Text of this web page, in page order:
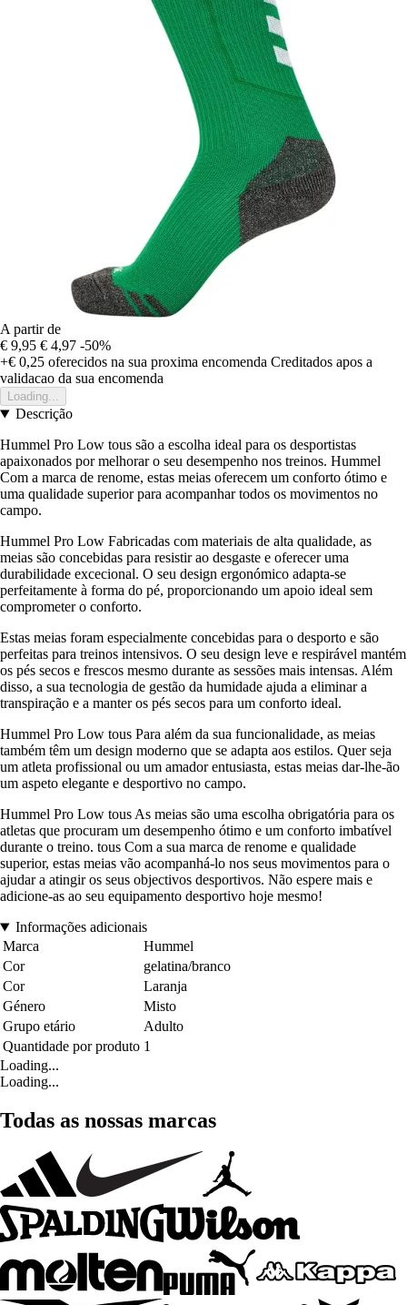
A partir de
€ 9,95 € 4,97 -50%
+€ 0,25 oferecidos na sua proxima encomenda Creditados apos a
validacao da sua encomenda
Loading...
Descrição
Hummel Pro Low tous são a escolha ideal para os desportistas
apaixonados por melhorar o seu desempenho nos treinos. Hummel
Com a marca de renome, estas meias oferecem um conforto ótimo e
uma qualidade superior para acompanhar todos os movimentos no
campo.
Hummel Pro Low Fabricadas com materiais de alta qualidade, as
meias são concebidas para resistir ao desgaste e oferecer uma
durabilidade excecional. O seu design ergonómico adapta-se
perfeitamente à forma do pé, proporcionando um apoio ideal sem
comprometer o conforto.
Estas meias foram especialmente concebidas para o desporto e são
perfeitas para treinos intensivos. O seu design leve e respirável mantém
os pés secos e frescos mesmo durante as sessões mais intensas. Além
disso, a sua tecnologia de gestão da humidade ajuda a eliminar a
transpiração e a manter os pés secos para um conforto ideal.
Hummel Pro Low tous Para além da sua funcionalidade, as meias
também têm um design moderno que se adapta aos estilos. Quer seja
um atleta profissional ou um amador entusiasta, estas meias dar-lhe-ão
um aspeto elegante e desportivo no campo.
Hummel Pro Low tous As meias são uma escolha obrigatória para os
atletas que procuram um desempenho ótimo e um conforto imbatível
durante o treino. tous Com a sua marca de renome e qualidade
superior, estas meias vão acompanhá-lo nos seus movimentos para o
ajudar a atingir os seus objectivos desportivos. Não espere mais e
adicione-as ao seu equipamento desportivo hoje mesmo!
Informações adicionais
Marca
Hummel
Cor
gelatina/branco
Cor
Laranja
Género
Misto
Grupo etário
Adulto
Quantidade por produto 1
Loading...
Loading...
Todas as nossas marcas